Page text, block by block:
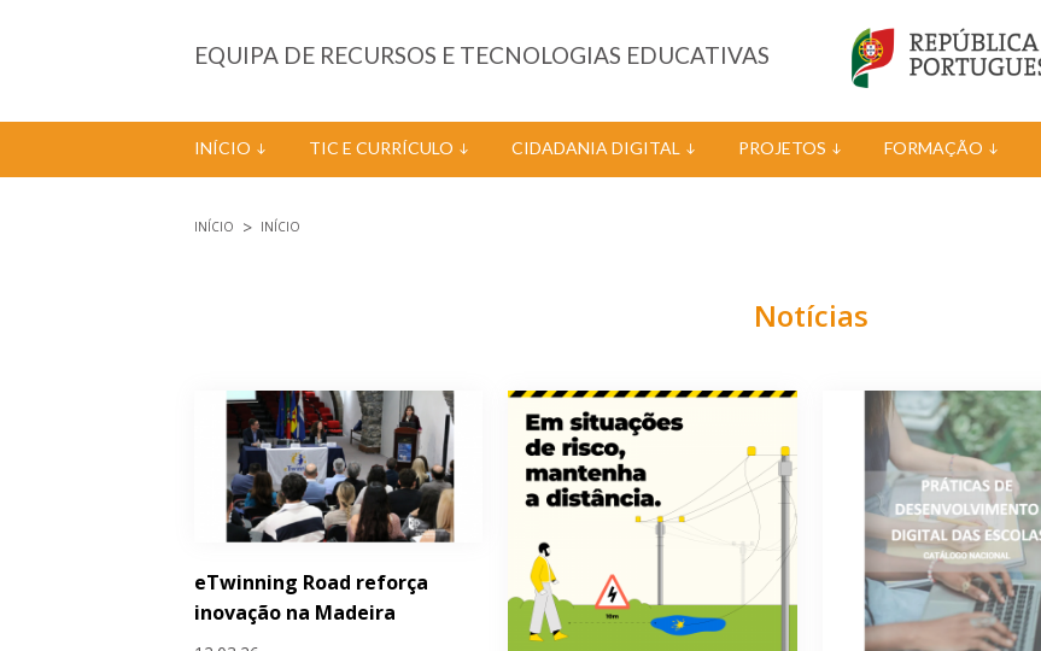
EQUIPA DE RECURSOS E TECNOLOGIAS EDUCATIVAS
INÍCIO TIC E CURRÍCULO CIDADANIA DIGITAL PROJETOS FORMAÇÃO
INÍCIO INÍCIO
Notícias
eTwinning Road reforça
inovação na Madeira
Páginas